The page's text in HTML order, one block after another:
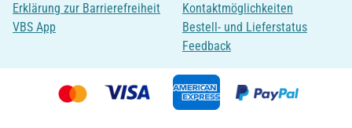
Erklärung zur Barrierefreiheit
VBS App
Kontaktmöglichkeiten
Bestell- und Lieferstatus
Feedback